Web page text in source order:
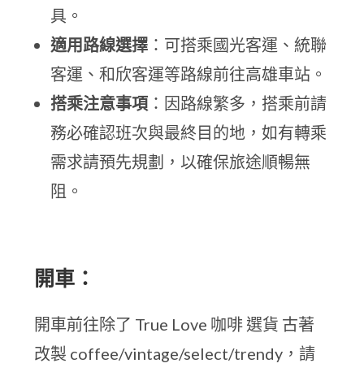
具。
適用路線選擇 ：可搭乘國光客運、統聯
客運、和欣客運等路線前往高雄車站。
搭乘注意事項 ：因路線繁多，搭乘前請
務必確認班次與最終目的地，如有轉乘
需求請預先規劃，以確保旅途順暢無
阻。
開車：
開車前往除了 True Love 咖啡 選貨 古著
改製 coffee/vintage/select/trendy，請